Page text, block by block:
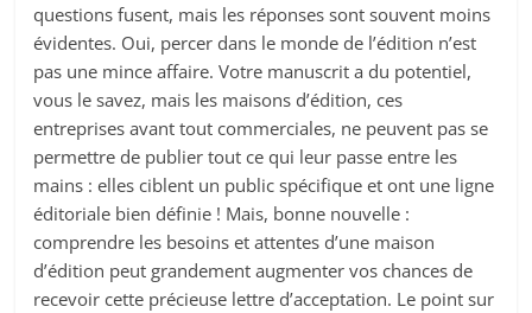
questions fusent, mais les réponses sont souvent moins
évidentes. Oui, percer dans le monde de l’édition n’est
pas une mince affaire. Votre manuscrit a du potentiel,
vous le savez, mais les maisons d’édition, ces
entreprises avant tout commerciales, ne peuvent pas se
permettre de publier tout ce qui leur passe entre les
mains : elles ciblent un public spécifique et ont une ligne
éditoriale bien définie ! Mais, bonne nouvelle :
comprendre les besoins et attentes d’une maison
d’édition peut grandement augmenter vos chances de
recevoir cette précieuse lettre d’acceptation. Le point sur